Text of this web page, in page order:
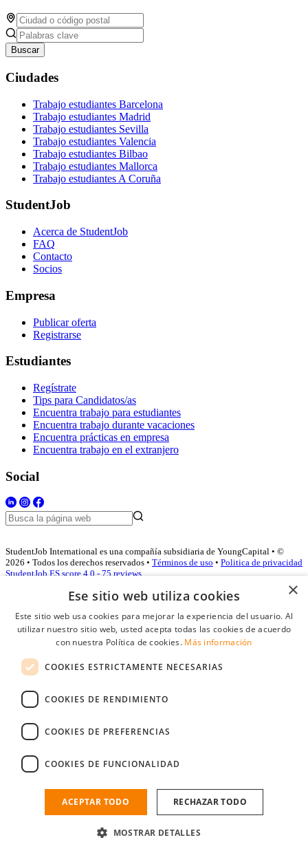
Buscar
Ciudades
Trabajo estudiantes Barcelona
Trabajo estudiantes Madrid
Trabajo estudiantes Sevilla
Trabajo estudiantes Valencia
Trabajo estudiantes Bilbao
Trabajo estudiantes Mallorca
Trabajo estudiantes A Coruña
StudentJob
Acerca de StudentJob
FAQ
Contacto
Socios
Empresa
Publicar oferta
Registrarse
Estudiantes
Regístrate
Tips para Candidatos/as
Encuentra trabajo para estudiantes
Encuentra trabajo durante vacaciones
Encuentra prácticas en empresa
Encuentra trabajo en el extranjero
Social
StudentJob International es una compañía subsidiaria de YoungCapital • ©
2026 • Todos los derechos reservados • Términos de uso • Politica de privacidad
StudentJob ES score 4.0 - 75 reviews
Acceso empresas
Contraseña
Recordarme
Conectarse
Registro gratuito empresas
Encuentre al candidato perfecto a tan sólo un par de clicks
×
Ese sitio web utiliza cookies
Este sitio web usa cookies para mejorar la experiencia del usuario. Al
utilizar nuestro sitio web, usted acepta todas las cookies de acuerdo
con nuestra Política de cookies. Más información
COOKIES ESTRICTAMENTE NECESARIAS
COOKIES DE RENDIMIENTO
COOKIES DE PREFERENCIAS
COOKIES DE FUNCIONALIDAD
ACEPTAR TODO RECHAZAR TODO
MOSTRAR DETALLES